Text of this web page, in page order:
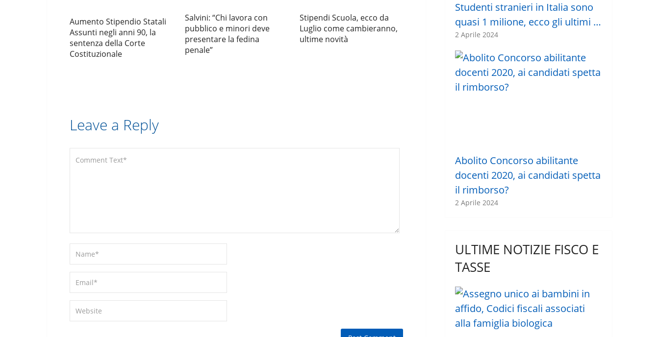
Aumento Stipendio Statali
Assunti negli anni 90, la
sentenza della Corte
Costituzionale
Salvini: “Chi lavora con
pubblico e minori deve
presentare la fedina
penale”
Stipendi Scuola, ecco da
Luglio come cambieranno,
ultime novità
Leave a Reply
Studenti stranieri in Italia sono
quasi 1 milione, ecco gli ultimi …
2 Aprile 2024
Abolito Concorso abilitante
docenti 2020, ai candidati spetta
il rimborso?
2 Aprile 2024
ULTIME NOTIZIE FISCO E
TASSE